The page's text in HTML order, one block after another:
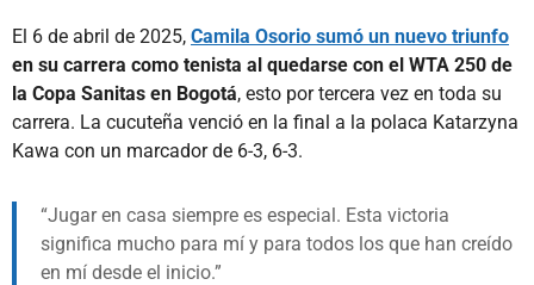
El 6 de abril de 2025, Camila Osorio sumó un nuevo triunfo
en su carrera como tenista al quedarse con el WTA 250 de
la Copa Sanitas en Bogotá, esto por tercera vez en toda su
carrera. La cucuteña venció en la final a la polaca Katarzyna
Kawa con un marcador de 6-3, 6-3.
Jugar en casa siempre es especial. Esta victoria
significa mucho para mí y para todos los que han creído
en mí desde el inicio.